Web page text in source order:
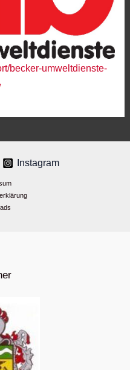
becker-umweltdienste-
Instagram